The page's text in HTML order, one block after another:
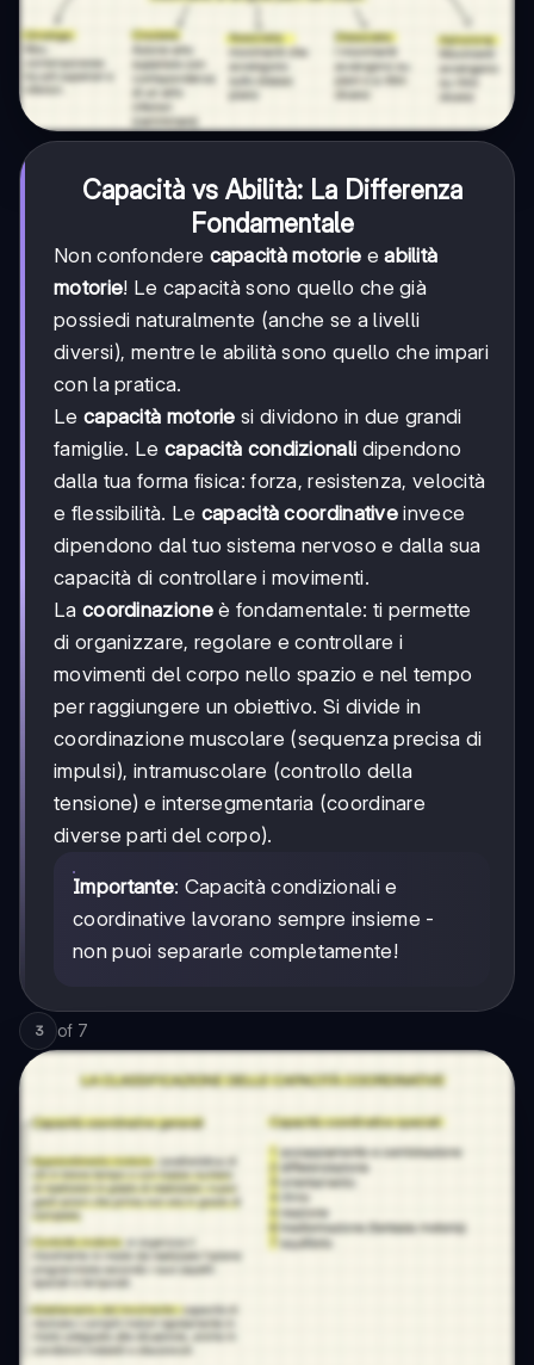
Capacità vs Abilità: La Differenza
Fondamentale
Non confondere capacità motorie eabilità
motorie! Le capacità sono quello che già
possiedi naturalmente (anche se a livelli
diversi), mentre le abilità sono quello che impari
con la pratica.
Le capacità motorie si dividono in due grandi
famiglie. Le capacità condizionali dipendono
dalla tua forma fisica: forza, resistenza, velocità
e flessibilità. Le capacità coordinative invece
dipendono dal tuo sistema nervoso e dalla sua
capacità di controllare i movimenti.
La coordinazioneè fondamentale: ti permette
di organizzare, regolare e controllare i
movimenti del corpo nello spazio e nel tempo
per raggiungere un obiettivo. Si divide in
coordinazione muscolare (sequenza precisa di
impulsi), intramuscolare (controllo della
tensione) e intersegmentaria (coordinare
diverse parti del corpo).
Importante: Capacità condizionali e
coordinative lavorano sempre insieme -
non puoi separarle completamente!
3 of 7